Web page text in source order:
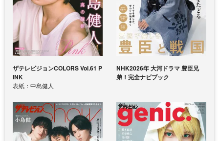
ザテレビジョンCOLORS Vol.61 P
INK
表紙：中島健人
NHK2026年 大河ドラマ 豊臣兄
弟！完全ナビブック